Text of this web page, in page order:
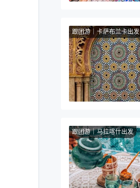
跟团游 卡萨布兰卡出发
跟团游 马拉喀什出发